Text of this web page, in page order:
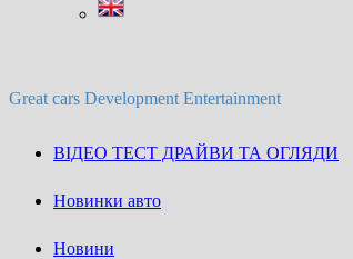
Great cars Development Entertainment
ВІДЕО ТЕСТ ДРАЙВИ ТА ОГЛЯДИ
Новинки авто
Новини